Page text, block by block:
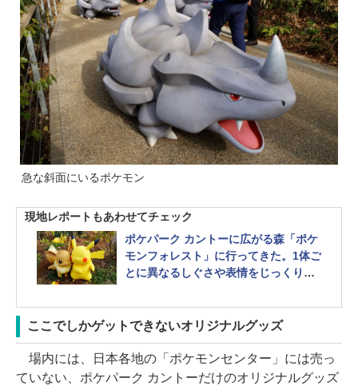
急な斜面にいるポケモン
現地レポートもあわせてチェック
ポケパーク カントーに広がる森「ポケ
モンフォレスト」に行ってきた。1体ご
とに異なるしぐさや表情をじっくり観
ここでしかゲットできないオリジナルグッズ
場内には、日本各地の「ポケモンセンター」には売っ
ていない、ポケパーク カントーだけのオリジナルグッズ